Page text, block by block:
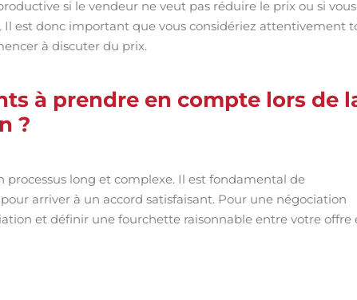
si le vendeur ne veut pas réduire le prix ou si vous
est donc important que vous considériez attentivement
à discuter du prix.
à prendre en compte lors de
?
processus long et complexe. Il est fondamental de
arriver à un accord satisfaisant. Pour une négociation
et définir une fourchette raisonnable entre votre offre